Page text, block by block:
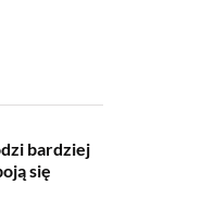
bardziej
się